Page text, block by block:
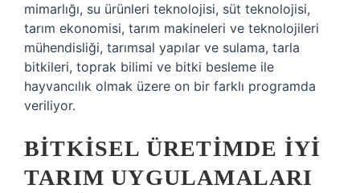
mimarlığı, su ürünleri teknolojisi, süt teknolojisi,
tarım ekonomisi, tarım makineleri ve teknolojileri
mühendisliği, tarımsal yapılar ve sulama, tarla
bitkileri, toprak bilimi ve bitki besleme ile
hayvancılık olmak üzere on bir farklı programda
veriliyor.
BITKISEL ÜRETIMDE IYI
TARIM UYGULAMALARI